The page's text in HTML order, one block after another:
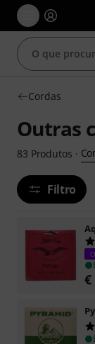
Cordas
Outras
83 Produtos ·
Filtro
€